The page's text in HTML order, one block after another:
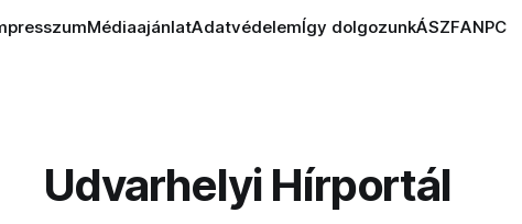
MédiaajánlatAdatvédelemÍgy dolgozunkÁSZFANPC
Udvarhelyi Hírportál